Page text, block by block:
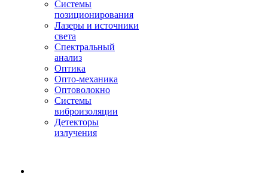
Системы
позиционирования
Лазеры и источники
света
Спектральный
анализ
Оптика
Опто-механика
Оптоволокно
Системы
виброизоляции
Детекторы
излучения